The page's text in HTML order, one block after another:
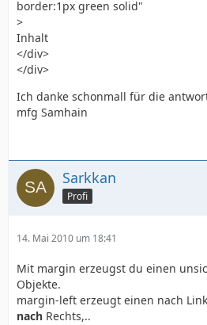
border:1px green solid"
>
Inhalt
</div>
</div>
Ich danke schonmall für die
mfg Samhain
Sarkkan
Profi
14. Mai 2010 um 18:41
Mit margin erzeugst du einen
Objekte.
margin-left erzeugt einen nach
nach Rechts,..